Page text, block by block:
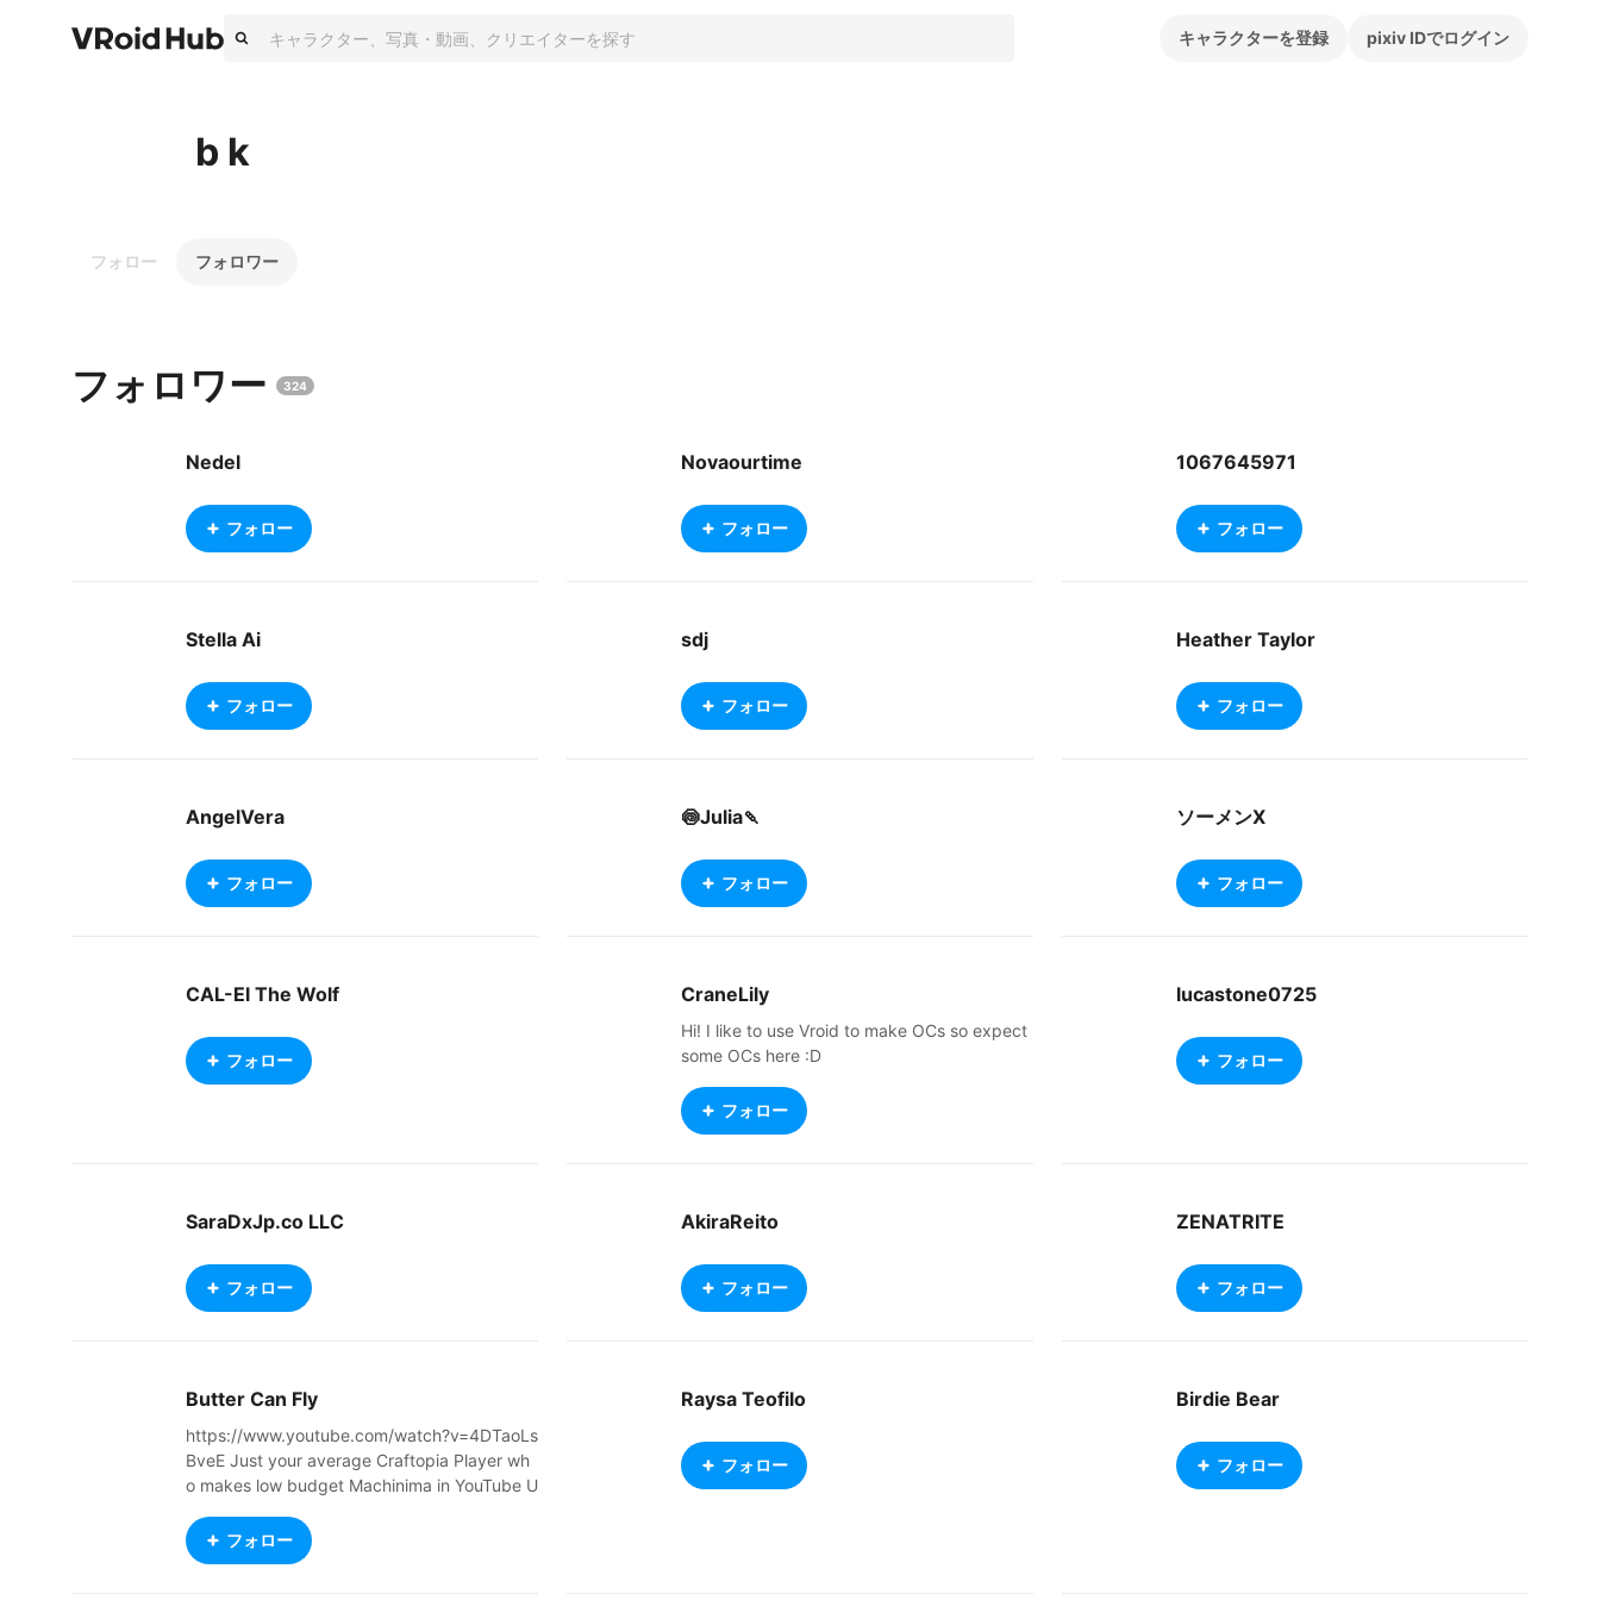
キャラクターを登録 pixiv IDでログイン
b k
フォロー フォロワー
フォロワー 324
Nedel
フォロー
Novaourtime
フォロー
1067645971
フォロー
Stella Ai
フォロー
sdj
フォロー
Heather Taylor
フォロー
AngelVera
フォロー
🍥Julia🍡
フォロー
ソーメンX
フォロー
CAL-El The Wolf
フォロー
CraneLily
Hi! I like to use Vroid to make OCs so expect
some OCs here :D
フォロー
lucastone0725
フォロー
SaraDxJp.co LLC
フォロー
AkiraReito
フォロー
ZENATRITE
フォロー
Butter Can Fly
https://www.youtube.com/watch?v=4DTaoLs
BveE Just your average Craftopia Player wh
o makes low budget Machinima in YouTube U
pia in game!
フォロー
Raysa Teofilo
フォロー
Birdie Bear
フォロー